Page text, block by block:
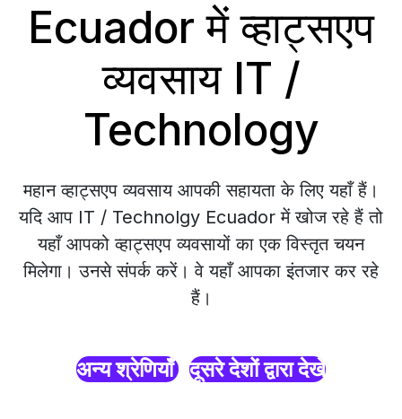
Ecuador में व्हाट्सएप
व्यवसाय IT /
Technology
महान व्हाट्सएप व्यवसाय आपकी सहायता के लिए यहाँ हैं।
यदि आप IT / Technolgy Ecuador में खोज रहे हैं तो
यहाँ आपको व्हाट्सएप व्यवसायों का एक विस्तृत चयन
मिलेगा। उनसे संपर्क करें। वे यहाँ आपका इंतजार कर रहे
हैं।
अन्य श्रेणियाँ दूसरे देशों द्वारा देखें